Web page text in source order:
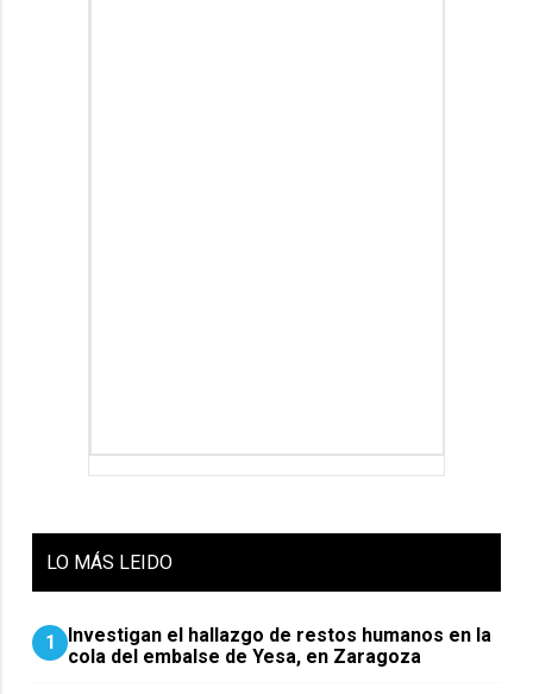
LO MÁS LEIDO
1
Investigan el hallazgo de restos humanos en la
cola del embalse de Yesa, en Zaragoza